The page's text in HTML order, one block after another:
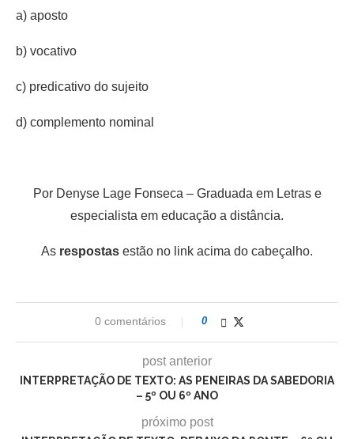
a) aposto
b) vocativo
c) predicativo do sujeito
d) complemento nominal
Por Denyse Lage Fonseca – Graduada em Letras e
especialista em educação a distância.
As respostas estão no link acima do cabeçalho.
0 comentários 0
post anterior
INTERPRETAÇÃO DE TEXTO: AS PENEIRAS DA SABEDORIA
– 5º OU 6º ANO
próximo post